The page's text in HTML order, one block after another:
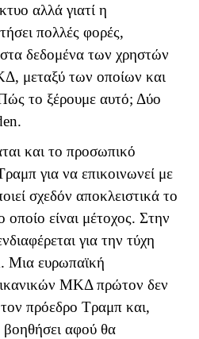
αλλά γιατί η
πολλές φορές,
δεδομένα των χρηστών
μεταξύ των οποίων και
το ξέρουμε αυτό; Δύο
.
και το προσωπικό
για να επικοινωνεί με
σχεδόν αποκλειστικά το
είναι μέτοχος. Στην
για την τύχη
Μια ευρωπαϊκή
ΜΚΔ πρώτον δεν
πρόεδρο Τραμπ και,
βοηθήσει αφού θα